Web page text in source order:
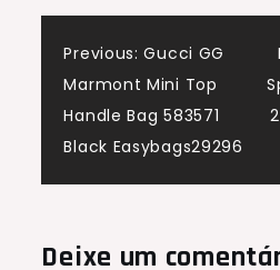
de
artigos
Previous: Gucci GG
Marmont Mini Top
Handle Bag 583571
Black Easybags29296
Deixe um